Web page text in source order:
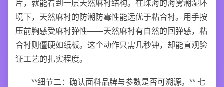
片，就能看到一层天然麻衬结构。在珠海的海雾潮湿环
境下，天然麻衬的防潮防霉性能远优于粘合衬。用手按
压前胸感受麻衬弹性——天然麻衬有自然的回弹感，粘
合衬则僵硬如纸板。这个动作只需几秒钟，却能直观验
证工艺的扎实程度。
**细节二：确认面料品牌与参数是否可溯源。** 七